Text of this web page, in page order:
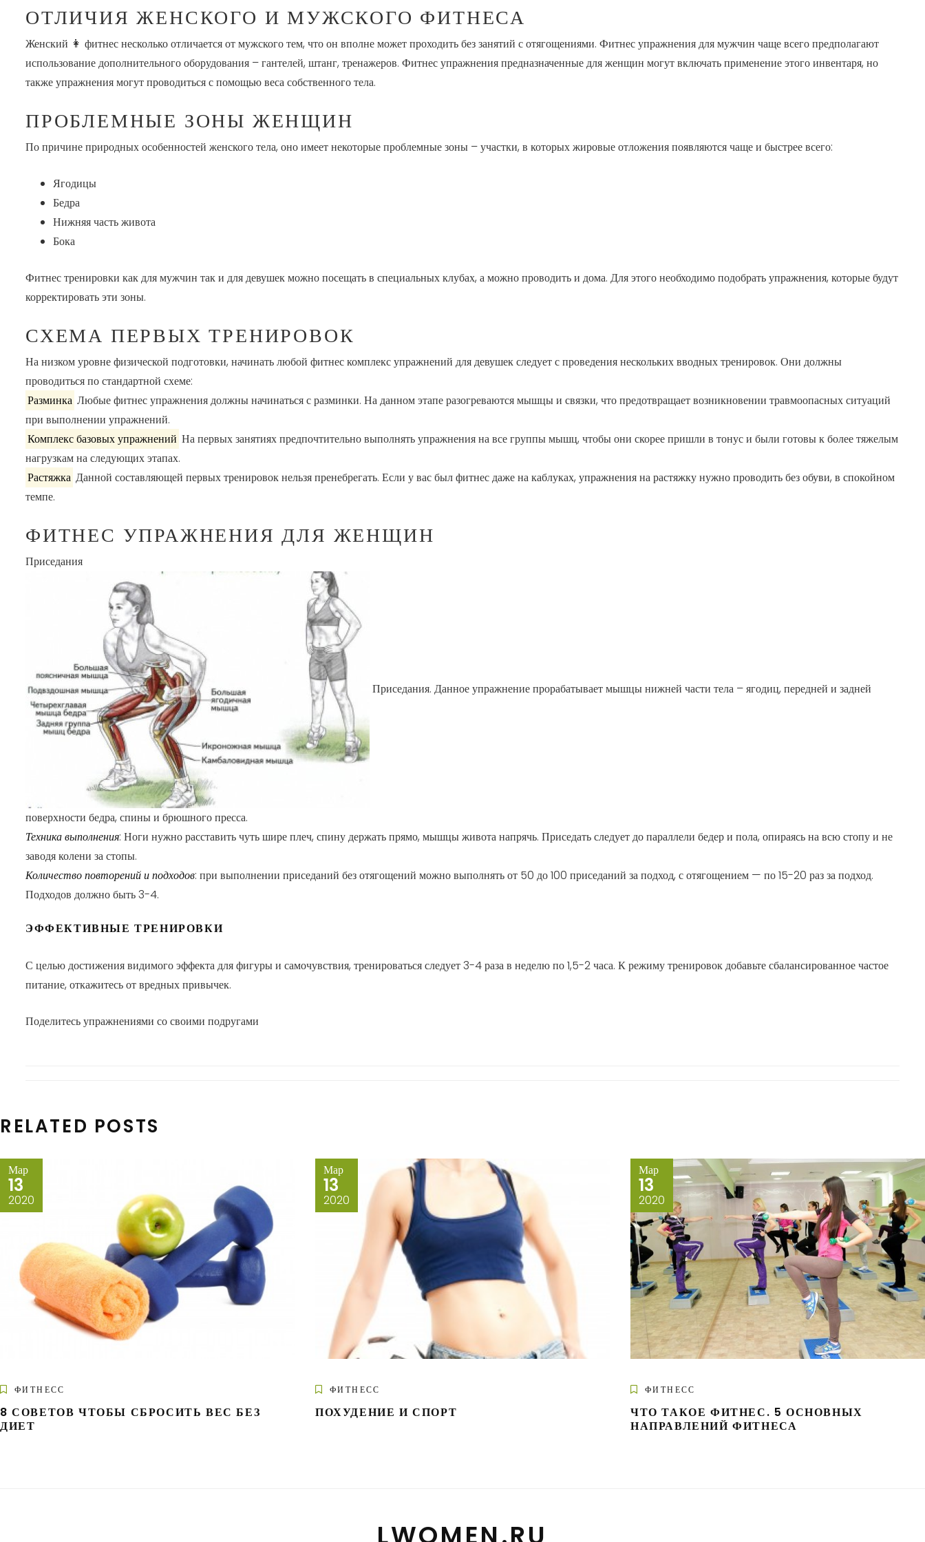
ОТЛИЧИЯ ЖЕНСКОГО И МУЖСКОГО ФИТНЕСА
Женский 👩 фитнес несколько отличается от мужского тем, что он вполне может проходить без занятий с отягощениями. Фитнес упражнения для мужчин чаще всего предполагают
использование дополнительного оборудования – гантелей, штанг, тренажеров. Фитнес упражнения предназначенные для женщин могут включать применение этого инвентаря, но
также упражнения могут проводиться с помощью веса собственного тела.
ПРОБЛЕМНЫЕ ЗОНЫ ЖЕНЩИН
По причине природных особенностей женского тела, оно имеет некоторые проблемные зоны – участки, в которых жировые отложения появляются чаще и быстрее всего:
Ягодицы
Бедра
Нижняя часть живота
Бока
Фитнес тренировки как для мужчин так и для девушек можно посещать в специальных клубах, а можно проводить и дома. Для этого необходимо подобрать упражнения, которые будут
корректировать эти зоны.
СХЕМА ПЕРВЫХ ТРЕНИРОВОК
На низком уровне физической подготовки, начинать любой фитнес комплекс упражнений для девушек следует с проведения нескольких вводных тренировок. Они должны
проводиться по стандартной схеме:
Разминка Любые фитнес упражнения должны начинаться с разминки. На данном этапе разогреваются мышцы и связки, что предотвращает возникновении травмоопасных ситуаций
при выполнении упражнений.
Комплекс базовых упражнений На первых занятиях предпочтительно выполнять упражнения на все группы мышц, чтобы они скорее пришли в тонус и были готовы к более тяжелым
нагрузкам на следующих этапах.
Растяжка Данной составляющей первых тренировок нельзя пренебрегать. Если у вас был фитнес даже на каблуках, упражнения на растяжку нужно проводить без обуви, в спокойном
темпе.
ФИТНЕС УПРАЖНЕНИЯ ДЛЯ ЖЕНЩИН
Приседания
Приседания. Данное упражнение прорабатывает мышцы нижней части тела – ягодиц, передней и задней
поверхности бедра, спины и брюшного пресса.
Техника выполнения: Ноги нужно расставить чуть шире плеч, спину держать прямо, мышцы живота напрячь. Приседать следует до параллели бедер и пола, опираясь на всю стопу и не
заводя колени за стопы.
Количество повторений и подходов: при выполнении приседаний без отягощений можно выполнять от 50 до 100 приседаний за подход, с отягощением — по 15-20 раз за подход.
Подходов должно быть 3-4.
ЭФФЕКТИВНЫЕ ТРЕНИРОВКИ
С целью достижения видимого эффекта для фигуры и самочувствия, тренироваться следует 3-4 раза в неделю по 1,5-2 часа. К режиму тренировок добавьте сбалансированное частое
питание, откажитесь от вредных привычек.
Поделитесь упражнениями со своими подругами
RELATED POSTS
Мар
13
2020
ФИТНЕСС
8 СОВЕТОВ ЧТОБЫ СБРОСИТЬ ВЕС БЕЗ
ДИЕТ
Мар
13
2020
ФИТНЕСС
ПОХУДЕНИЕ И СПОРТ
Мар
13
2020
ФИТНЕСС
ЧТО ТАКОЕ ФИТНЕС. 5 ОСНОВНЫХ
НАПРАВЛЕНИЙ ФИТНЕСА